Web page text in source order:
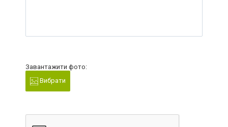
Завантажити фото:
Вибрати